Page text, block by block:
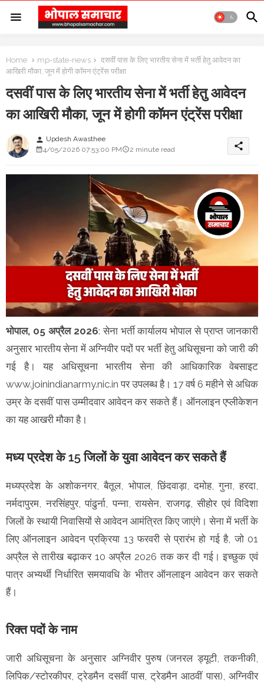
Home mp-state-news
दसवीं पास के लिए भारतीय सेना में भर्ती हेतु आवेदन का
आखिरी मौका, जून में होगी कॉमन एंट्रेंस परीक्षा
दसवीं पास के लिए भारतीय सेना में भर्ती हेतु आवेदन
का आखिरी मौका, जून में होगी कॉमन एंट्रेंस परीक्षा
person Updesh Awasthee
4/05/2026 07:53:00 PM
2 minute read share
भोपाल, 05 अप्रैल 2026: सेना भर्ती कार्यालय भोपाल से प्राप्त जानकारी
अनुसार भारतीय सेना में अग्निवीर पदों पर भर्ती हेतु अधिसूचना को जारी की
गई है। यह अधिसूचना भारतीय सेना की आधिकारिक वेबसाइट
www.joinindianarmy.nic.in पर उपलब्ध है। 17 वर्ष 6 महीने से अधिक
उम्र के दसवीं पास उम्मीदवार आवेदन कर सकते हैं। ऑनलाइन एप्लीकेशन
का यह आखरी मौका है।
मध्य प्रदेश के 15 जिलों के युवा आवेदन कर सकते हैं
मध्यप्रदेश के अशोकनगर, बैतूल, भोपाल, छिंदवाड़ा, दमोह, गुना, हरदा,
नर्मदापुरम, नरसिंहपुर, पांढुर्ना, पन्ना, रायसेन, राजगढ़, सीहोर एवं विदिशा
जिलों के स्थायी निवासियों से आवेदन आमंत्रित किए जाएंगे। सेना में भर्ती के
लिए ऑनलाइन आवेदन प्रक्रिया 13 फरवरी से प्रारंभ हो गई है, जो 01
अप्रैल से तारीख बढ़ाकर 10 अप्रैल 2026 तक कर दी गई। इच्छुक एवं
पात्र अभ्यर्थी निर्धारित समयावधि के भीतर ऑनलाइन आवेदन कर सकते
हैं।
रिक्त पदों के नाम
जारी अधिसूचना के अनुसार अग्निवीर पुरुष (जनरल ड्यूटी, तकनीकी,
लिपिक/स्टोरकीपर, ट्रेडमैन दसवीं पास, ट्रेडमैन आठवीं पास), अग्निवीर